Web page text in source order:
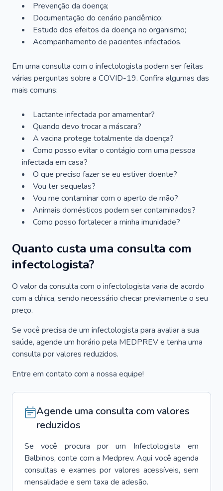
Prevenção da doença;
Documentação do cenário pandêmico;
Estudo dos efeitos da doença no organismo;
Acompanhamento de pacientes infectados.
Em uma consulta com o infectologista podem ser feitas
várias perguntas sobre a COVID-19. Confira algumas das
mais comuns:
Lactante infectada por amamentar?
Quando devo trocar a máscara?
A vacina protege totalmente da doença?
Como posso evitar o contágio com uma pessoa
infectada em casa?
O que preciso fazer se eu estiver doente?
Vou ter sequelas?
Vou me contaminar com o aperto de mão?
Animais domésticos podem ser contaminados?
Como posso fortalecer a minha imunidade?
Quanto custa uma consulta com
infectologista?
O valor da consulta com o infectologista varia de acordo
com a clínica, sendo necessário checar previamente o seu
preço.
Se você precisa de um infectologista para avaliar a sua
saúde, agende um horário pela MEDPREV e tenha uma
consulta por valores reduzidos.
Entre em contato com a nossa equipe!
Agende uma consulta com valores
reduzidos
Se você procura por um Infectologista
em
Balbinos, conte com a Medprev. Aqui você agenda
consultas e exames por valores acessíveis, sem
mensalidade e sem taxa de adesão.